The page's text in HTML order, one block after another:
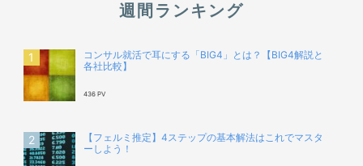
週間ランキング
コンサル就活で耳にする「BIG4」とは？【BIG4解説と
各社比較】
436 PV
【フェルミ推定】4ステップの基本解法はこれでマスタ
ーしよう！